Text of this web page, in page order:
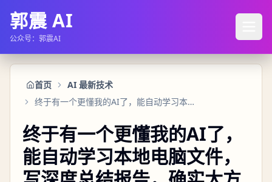
郭震 AI
公众号：郭震AI
首页
AI 最新技术
终于有一个更懂我的AI了，能自动学习本地电脑文件，写深度总结报告，确实太方便了！
终于有一个更懂我的AI了，
能自动学习本地电脑文件，